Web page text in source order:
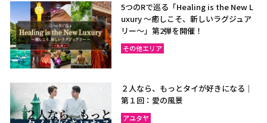
5つのRで巡る「Healing is the New L
uxury ～癒しこそ、新しいラグジュア
リー〜」第2弾を開催！
その他エリア
２人なら、もっとタイが好きになる｜
第１回：愛の風景
アユタヤ